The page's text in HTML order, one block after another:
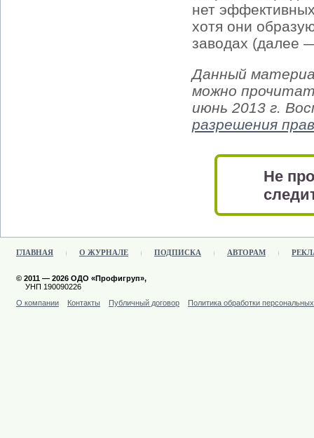
нет
хотя они
заводах (далее
Данный
можно
июнь 2013 г.
разрешения
Не
ГЛАВНАЯ О ЖУРНАЛЕ ПОДПИСКА АВТОРАМ
© 2011 — 2026 ОДО «Профигруп»,
УНП 190090226
О компании
Контакты Публичный договор Политика обработки